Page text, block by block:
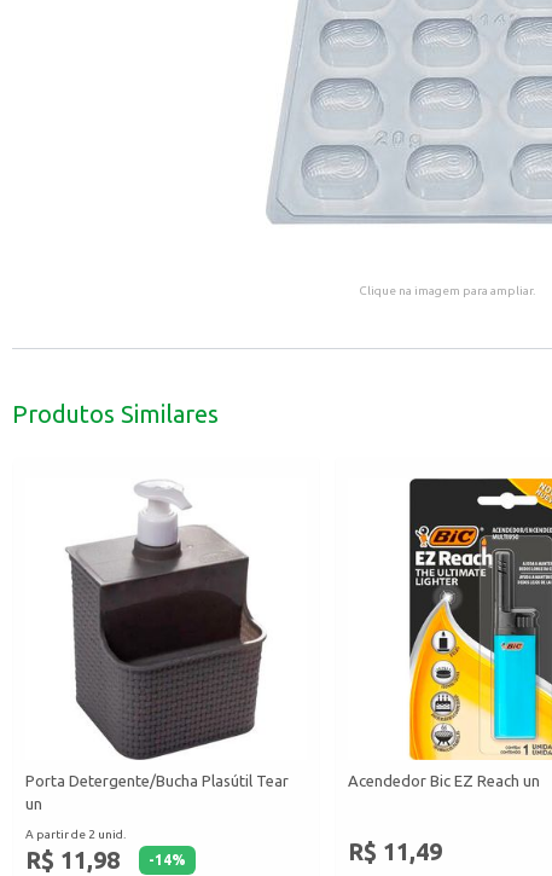
Clique na imagem para ampliar.
Produtos Similares
Porta Detergente/Bucha Plasútil Tear
un
A partir de 2 unid.
R$ 11,98 -14%
Acendedor Bic EZ Reach un
R$ 11,49